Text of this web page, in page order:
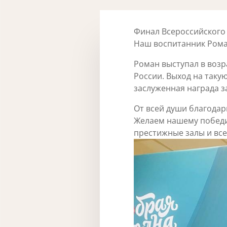
Финал
Наш воспитанник
Роман выступал в
России. Выход на
заслуженная награда
От всей души
Желаем нашему
престижные залы и